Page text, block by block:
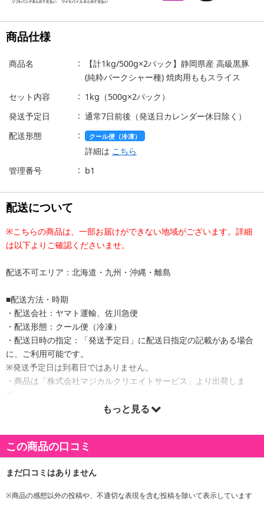
商品仕様
商品名
【計1kg/500g×2パック】静岡県産 高級黒豚
(純粋バークシャー種) 焼肉用ももスライス
セット内容
1kg（500g×2パック）
発送予定日
通常7日前後（発送日カレンダー休日除く）
配送形態
クール便（冷凍）
詳細は こちら
管理番号
b1
配送について
※こちらの商品は、一部お届けができない地域がございます。詳細
は以下よりご確認くださいませ。
配送不可エリア：北海道・九州・沖縄・離島
■配送方法・時期
・配送会社：ヤマト運輸、佐川急便
・配送形態：クール便（冷凍）
・配送日時の指定：「発送予定日」に配送日指定の記載がある場合
に、ご利用可能です。
※発送予定日は到着日ではありません。
・商品は「株式会社マジカルクリエイトサービス」より出荷しま
す。
商品詳細
もっと見る
この商品の口コミ
※商品の感想以外の投稿や、不適切な表現を含む投稿を除いて表示しています